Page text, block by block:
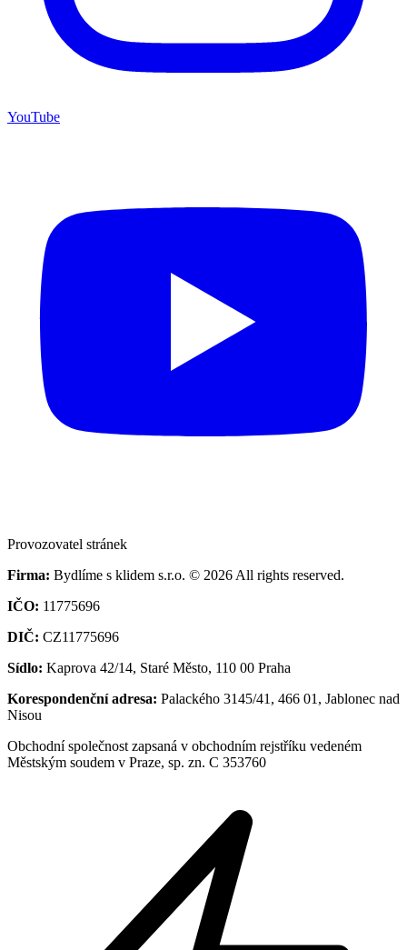
YouTube
Provozovatel stránek
Firma: Bydlíme s klidem s.r.o. © 2026 All rights reserved.
IČO: 11775696
DIČ: CZ11775696
Sídlo: Kaprova 42/14, Staré Město, 110 00 Praha
Korespondenční adresa: Palackého 3145/41, 466 01, Jablonec nad
Nisou
Obchodní společnost zapsaná v obchodním rejstříku vedeném
Městským soudem v Praze, sp. zn. C 353760